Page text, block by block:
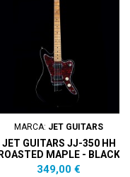
MARCA: JET GUITARS
JET GUITARS JJ-350 HH
ROASTED MAPLE - BLACK
Prezzo
349,00 €